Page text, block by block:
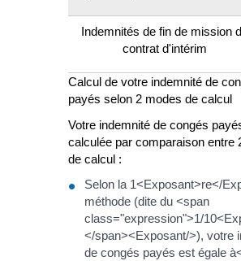
Indemnités de fin de mission
contrat d'intérim
Calcul de votre indemnité de
payés selon 2 modes de calcul
Votre indemnité de congés
calculée par comparaison entre
de calcul :
Selon la 1<Exposant>re</
méthode (dite du <span
class="expression">1/
</span><Exposant/>), votre
de congés payés est égale